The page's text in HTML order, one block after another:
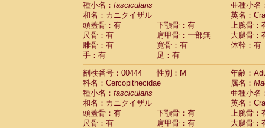
種小名： fascicularis
亜種小名
和名：カニクイザル
英名：
頭蓋骨：有
下顎骨：有
上腕骨：
尺骨：有
肩甲骨：一部無
大腿骨：
腓骨：有
寛骨：有
体幹：有
手：有
足：有
剖検番号：00444
性別：M
年齢：
科名：Cercopithecidae
属名：
種小名： fascicularis
亜種小名
和名：カニクイザル
英名：
頭蓋骨：有
下顎骨：有
上腕骨：
尺骨：有
肩甲骨：有
大腿骨：